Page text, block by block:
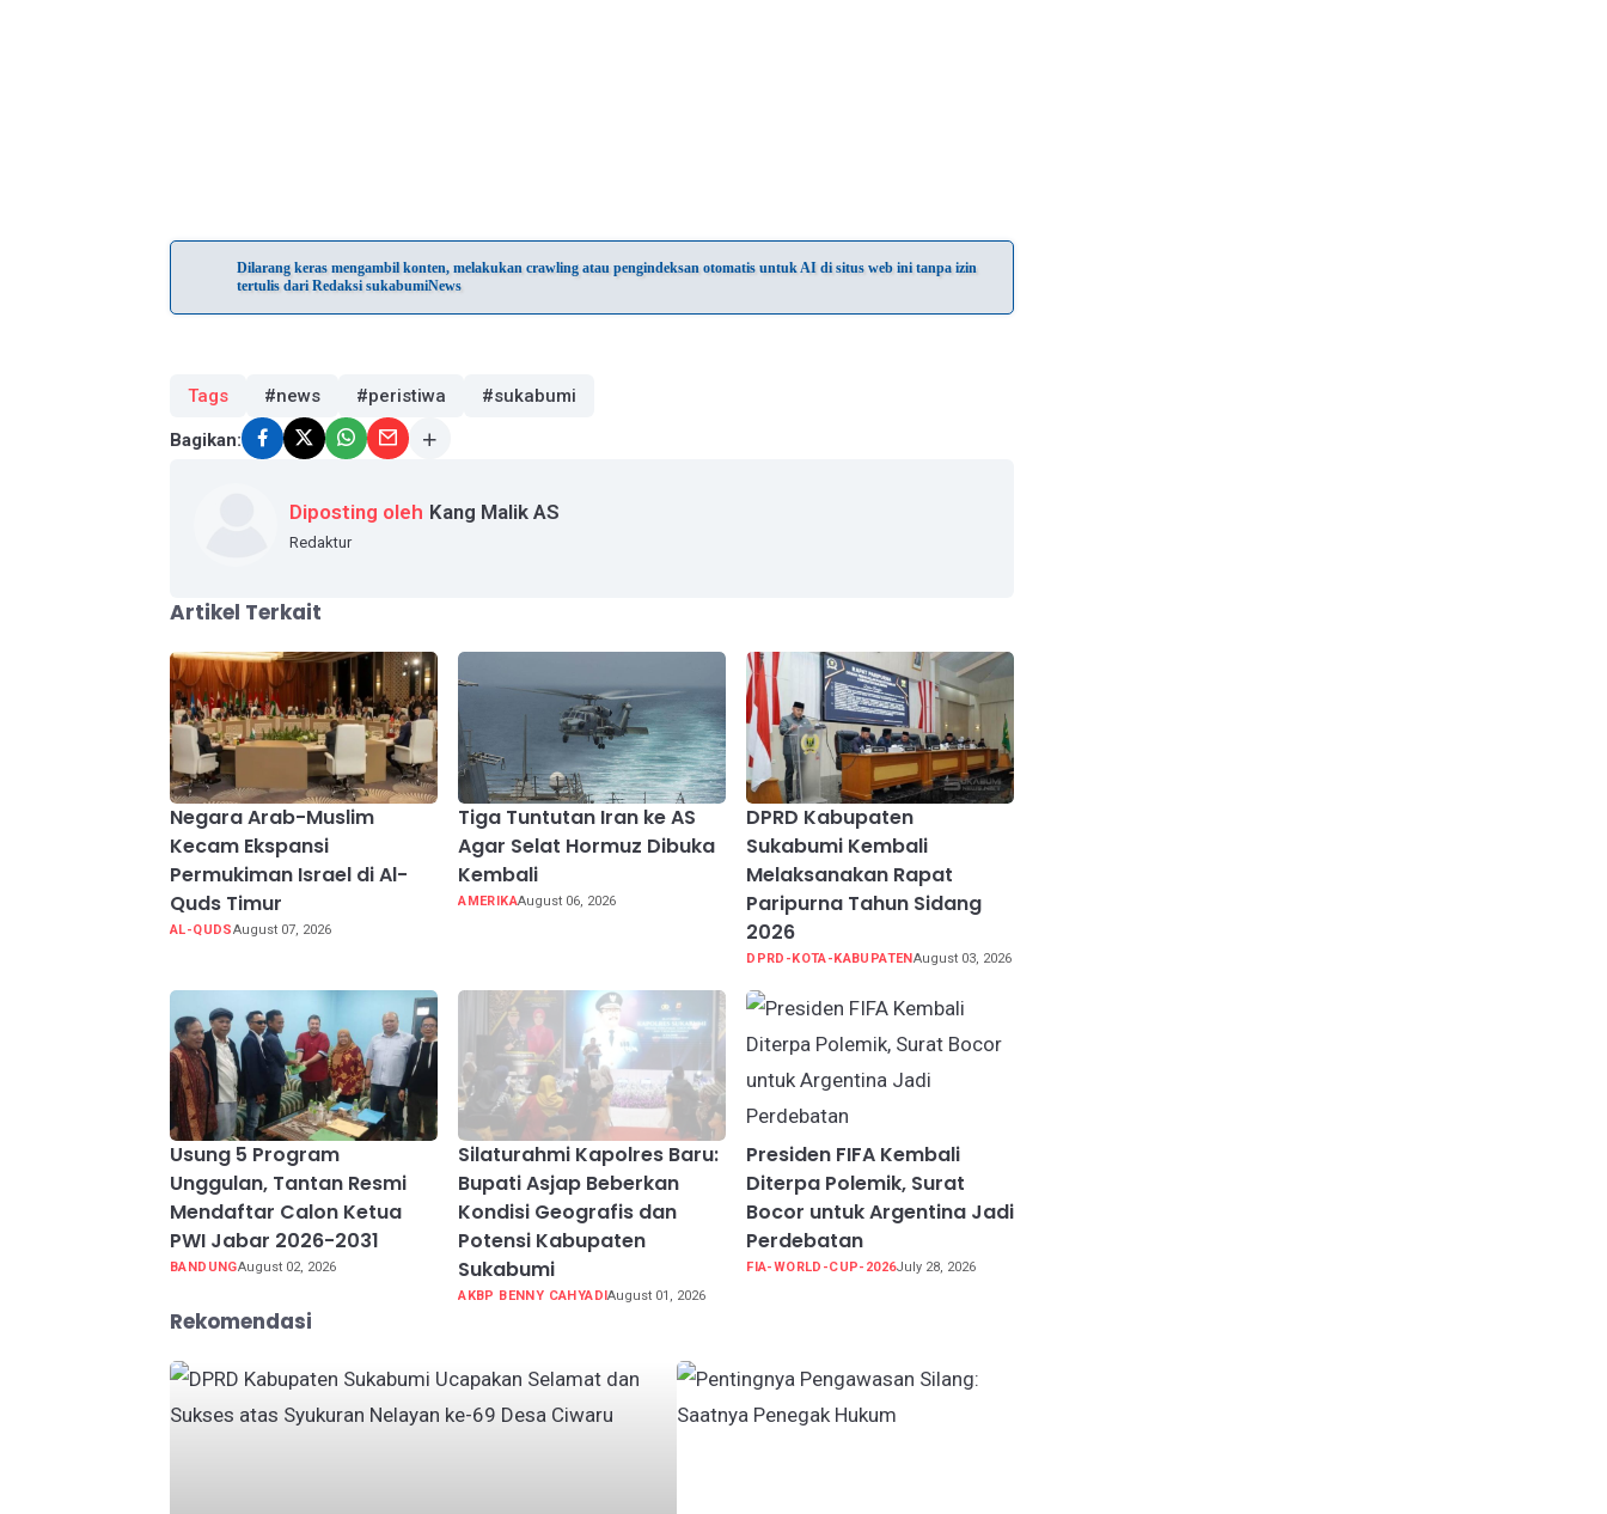
Dilarang keras mengambil konten, melakukan crawling atau pengindeksan otomatis untuk AI di situs web ini tanpa izin
tertulis dari Redaksi sukabumiNews
Tags #news #peristiwa #sukabumi
Bagikan:
Diposting oleh Kang Malik AS
Redaktur
Artikel Terkait
Negara Arab-Muslim
Kecam Ekspansi
Permukiman Israel di Al-
Quds Timur
AL-QUDSAugust 07, 2026
Tiga Tuntutan Iran ke AS
Agar Selat Hormuz Dibuka
Kembali
AMERIKAAugust 06, 2026
DPRD Kabupaten
Sukabumi Kembali
Melaksanakan Rapat
Paripurna Tahun Sidang
2026
DPRD-KOTA-KABUPATENAugust 03, 2026
Usung 5 Program
Unggulan, Tantan Resmi
Mendaftar Calon Ketua
PWI Jabar 2026-2031
BANDUNGAugust 02, 2026
Silaturahmi Kapolres Baru:
Bupati Asjap Beberkan
Kondisi Geografis dan
Potensi Kabupaten
Sukabumi
AKBP BENNY CAHYADIAugust 01, 2026
Presiden FIFA Kembali
Diterpa Polemik, Surat
Bocor untuk Argentina Jadi
Perdebatan
FIA-WORLD-CUP-2026July 28, 2026
Rekomendasi